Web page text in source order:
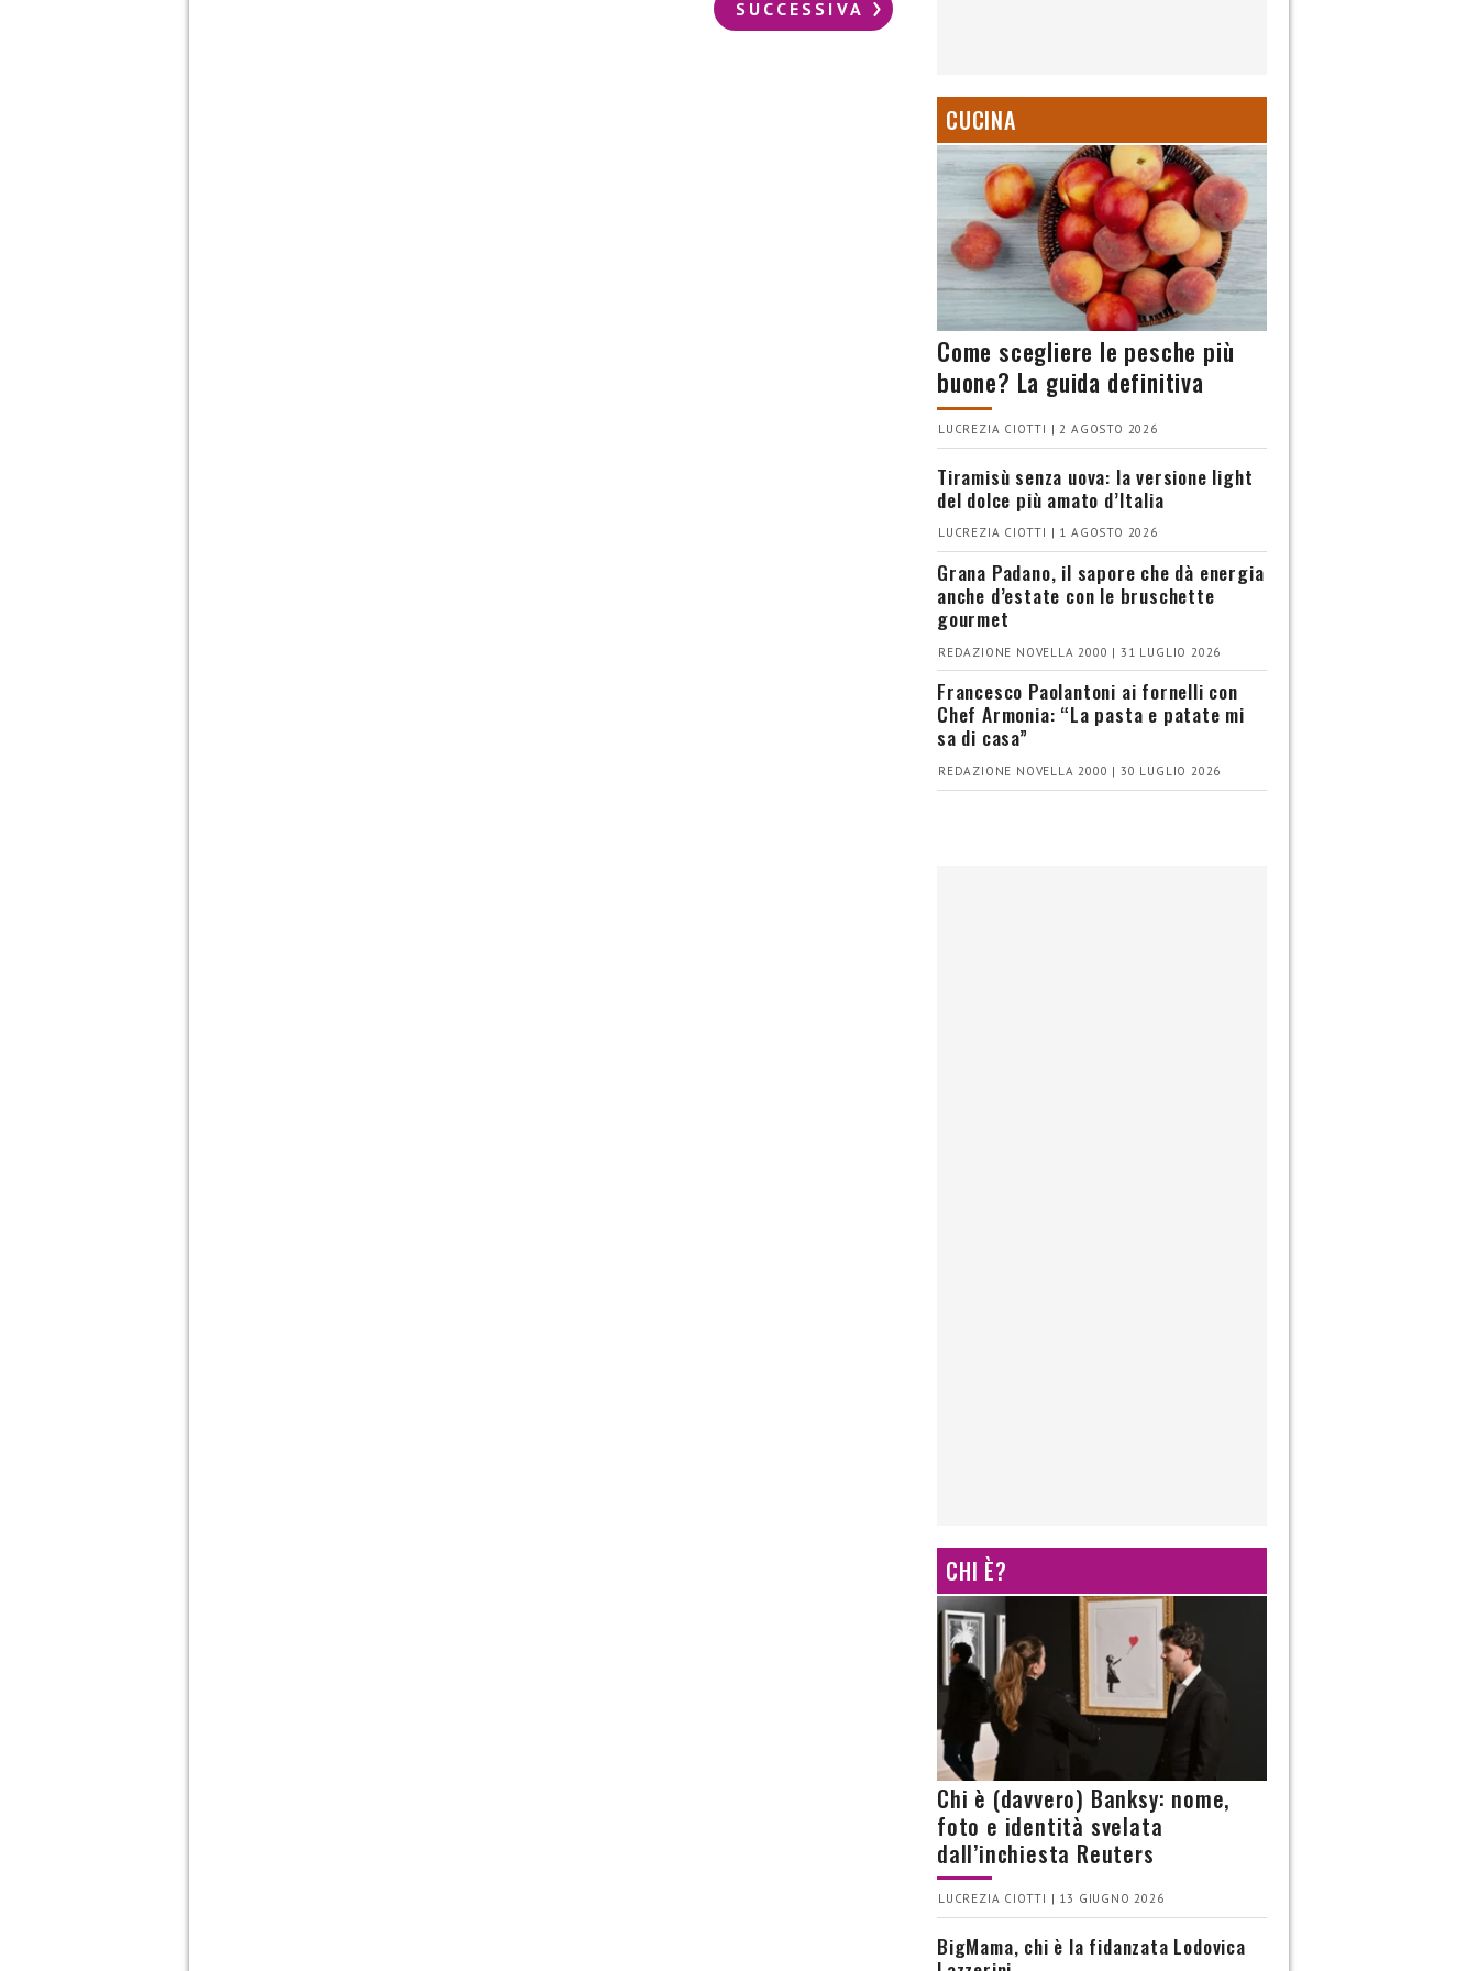
SUCCESSIVA
CUCINA
Come scegliere le pesche più
buone? La guida definitiva
LUCREZIA CIOTTI | 2 AGOSTO 2026
Tiramisù senza uova: la versione light
del dolce più amato d’Italia
LUCREZIA CIOTTI | 1 AGOSTO 2026
Grana Padano, il sapore che dà energia
anche d’estate con le bruschette
gourmet
REDAZIONE NOVELLA 2000 | 31 LUGLIO 2026
Francesco Paolantoni ai fornelli con
Chef Armonia: “La pasta e patate mi
sa di casa”
REDAZIONE NOVELLA 2000 | 30 LUGLIO 2026
CHI È?
Chi è (davvero) Banksy: nome,
foto e identità svelata
dall’inchiesta Reuters
LUCREZIA CIOTTI | 13 GIUGNO 2026
BigMama, chi è la fidanzata Lodovica